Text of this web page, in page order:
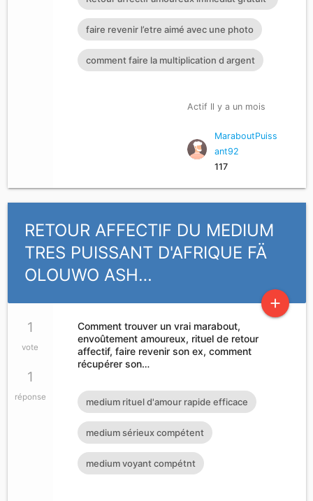
Rituel retour affectif
faire revenir l’etre aimé avec une photo
comment faire la multiplication d argent
Actif Il y a un mois
MaraboutPuiss
ant92
117
RETOUR AFFECTIF DU MEDIUM
TRES PUISSANT D'AFRIQUE FÄ
OLOUWO ASH…
add
1
vote
1
réponse
Comment trouver un vrai marabout,
envoûtement amoureux, rituel de retour
affectif, faire revenir son ex, comment
récupérer son…
medium rituel d'amour rapide efficace
medium sérieux compétent
medium voyant compétnt